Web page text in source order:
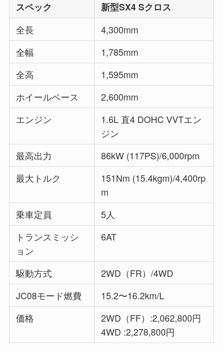
スペック
新型SX4 Sクロス
全長
4,300mm
全幅
1,785mm
全高
1,595mm
ホイールベース
2,600mm
エンジン
1.6L 直4 DOHC VVTエン
ジン
最高出力
86kW (117PS)/6,000rpm
最大トルク
151Nm (15.4kgm)/4,400rp
m
乗車定員
5人
トランスミッシ
ョン
6AT
駆動方式
2WD（FR）/4WD
JC08モード燃費
15.2〜16.2km/L
価格
2WD（FF）:2,062,800円
4WD :2,278,800円